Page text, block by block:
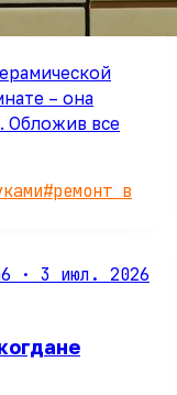
– она
Обложив все
#ремонт в
· 3 июл. 2026